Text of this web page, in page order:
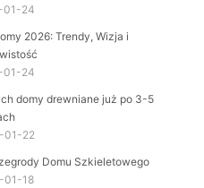
01-24
2026: Trendy, Wizja i
01-24
domy drewniane już po 3-5
01-22
Domu Szkieletowego
01-18